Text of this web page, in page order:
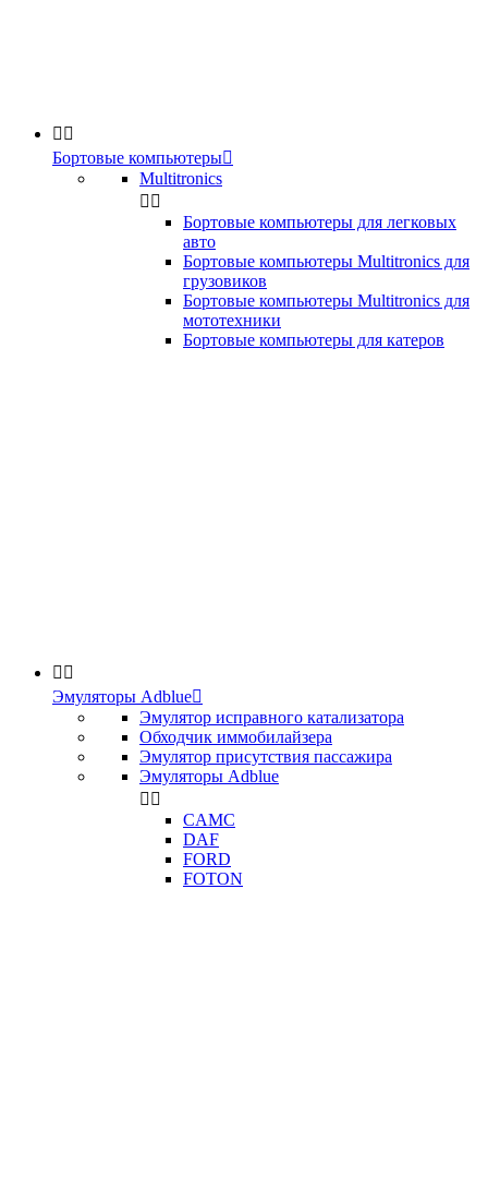
 
Бортовые компьютеры
Multitronics
 
Бортовые компьютеры для легковых
авто
Бортовые компьютеры Multitronics для
грузовиков
Бортовые компьютеры Multitronics для
мототехники
Бортовые компьютеры для катеров
 
Эмуляторы Adblue
Эмулятор исправного катализатора
Обходчик иммобилайзера
Эмулятор присутствия пассажира
Эмуляторы Adblue
 
CAMC
DAF
FORD
FOTON